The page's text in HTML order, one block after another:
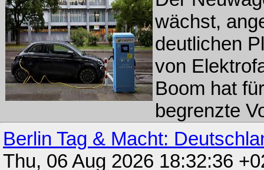
wächst,
deutlichen
von
Boom hat
begrenzte
Berlin Tag & Macht:
Thu, 06 Aug 2026 18:32:36